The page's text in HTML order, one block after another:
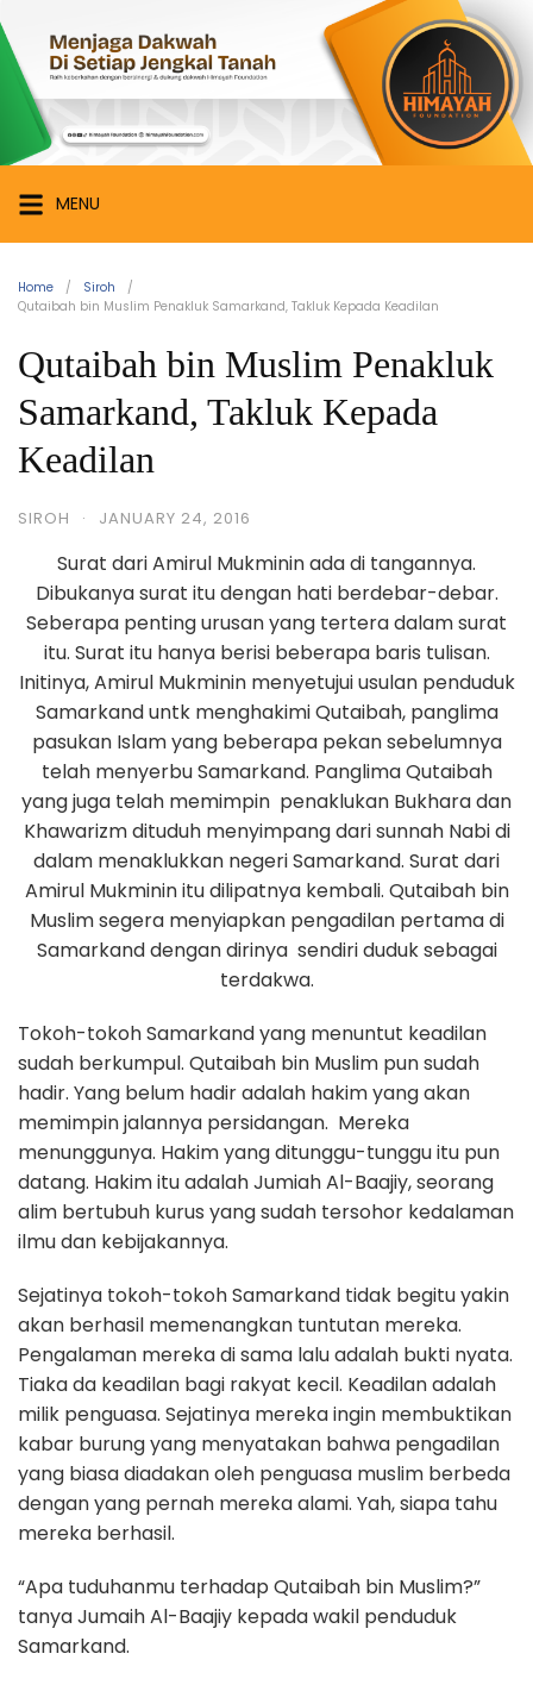
to
content
Himayah
Foundation
Menjaga
Dakwah
di
Setiap
Jengkal
MENU
Home
Siroh
Qutaibah bin Muslim Penakluk Samarkand, Takluk Kepada Keadilan
Qutaibah bin Muslim Penakluk
Samarkand, Takluk Kepada
Keadilan
SIROH · JANUARY 24, 2016
Surat dari Amirul Mukminin ada di tangannya.
Dibukanya surat itu dengan hati berdebar-debar.
Seberapa penting urusan yang tertera dalam surat
itu. Surat itu hanya berisi beberapa baris tulisan.
Initinya, Amirul Mukminin menyetujui usulan penduduk
Samarkand untk menghakimi Qutaibah, panglima
pasukan Islam yang beberapa pekan sebelumnya
telah menyerbu Samarkand. Panglima Qutaibah
yang juga telah memimpin penaklukan Bukhara dan
Khawarizm dituduh menyimpang dari sunnah Nabi di
dalam menaklukkan negeri Samarkand. Surat dari
Amirul Mukminin itu dilipatnya kembali. Qutaibah bin
Muslim segera menyiapkan pengadilan pertama di
Samarkand dengan dirinya sendiri duduk sebagai
terdakwa.
Tokoh-tokoh Samarkand yang menuntut keadilan
sudah berkumpul. Qutaibah bin Muslim pun sudah
hadir. Yang belum hadir adalah hakim yang akan
memimpin jalannya persidangan. Mereka
menunggunya. Hakim yang ditunggu-tunggu itu pun
datang. Hakim itu adalah Jumiah Al-Baajiy, seorang
alim bertubuh kurus yang sudah tersohor kedalaman
ilmu dan kebijakannya.
Sejatinya tokoh-tokoh Samarkand tidak begitu yakin
akan berhasil memenangkan tuntutan mereka.
Pengalaman mereka di sama lalu adalah bukti nyata.
Tiaka da keadilan bagi rakyat kecil. Keadilan adalah
milik penguasa. Sejatinya mereka ingin membuktikan
kabar burung yang menyatakan bahwa pengadilan
yang biasa diadakan oleh penguasa muslim berbeda
dengan yang pernah mereka alami. Yah, siapa tahu
mereka berhasil.
“Apa tuduhanmu terhadap Qutaibah bin Muslim?”
tanya Jumaih Al-Baajiy kepada wakil penduduk
Samarkand.